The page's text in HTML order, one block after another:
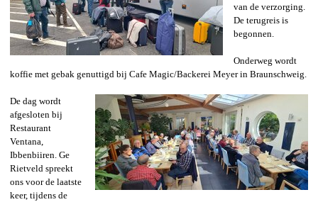
van de verzorging.
De terugreis is
begonnen.
Onderweg wordt
koffie met gebak genuttigd bij Cafe Magic/Backerei Meyer in Braunschweig.
De dag wordt
afgesloten bij
Restaurant
Ventana,
Ibbenbiiren. Ge
Rietveld spreekt
ons voor de laatste
keer, tijdens de